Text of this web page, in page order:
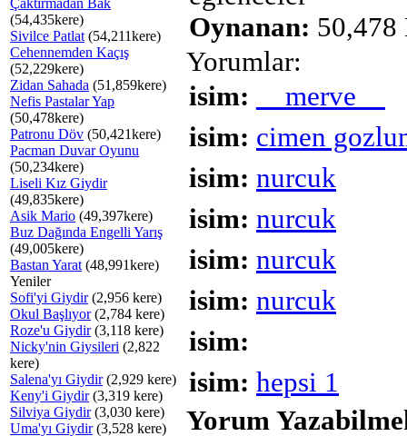
Çaktırmadan Bak
(54,435kere)
Sivilce Patlat (54,211kere)
Cehennemden Kaçış
(52,229kere)
Zidan Sahada (51,859kere)
Nefis Pastalar Yap
(50,478kere)
Patronu Döv (50,421kere)
Pacman Duvar Oyunu
(50,234kere)
Liseli Kız Giydir
(49,835kere)
Asik Mario (49,397kere)
Buz Dağında Engelli Yarış
(49,005kere)
Bastan Yarat (48,991kere)
Yeniler
Sofi'yi Giydir(2,956 kere)
Okul Başlıyor(2,784 kere)
Roze'u Giydir(3,118 kere)
Nicky'nin Giysileri (2,822
kere)
Salena'yı Giydir(2,929 kere)
Keny'i Giydir(3,319 kere)
Silviya Giydir(3,030 kere)
Uma'yı Giydir(3,528 kere)
Oynanan: 50,478
Yorumlar:
isim:
__merve__
isim: cimen
isim: nurcuk
isim: nurcuk
isim: nurcuk
isim: nurcuk
isim:
isim: hepsi 1
Yorum